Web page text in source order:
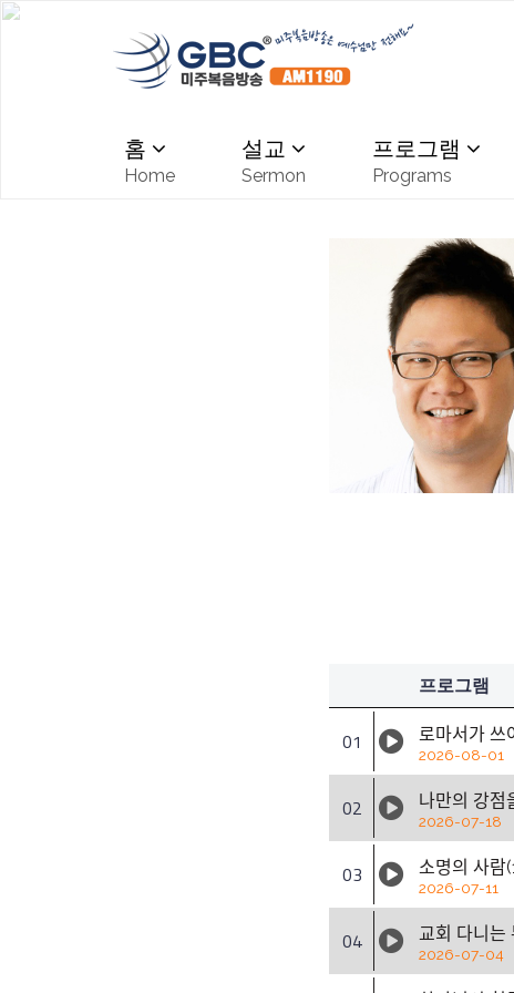
홈
Home
설교
Sermon
프로그램
Programs
프로그램
01 로마서가
2026-08-01
02 나만의
2026-07-18
03 소명의
2026-07-11
04 교회 다니는
2026-07-04